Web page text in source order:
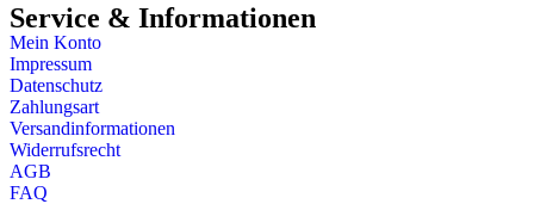
Service & Informationen
Mein Konto
Impressum
Datenschutz
Zahlungsart
Versandinformationen
Widerrufsrecht
AGB
FAQ